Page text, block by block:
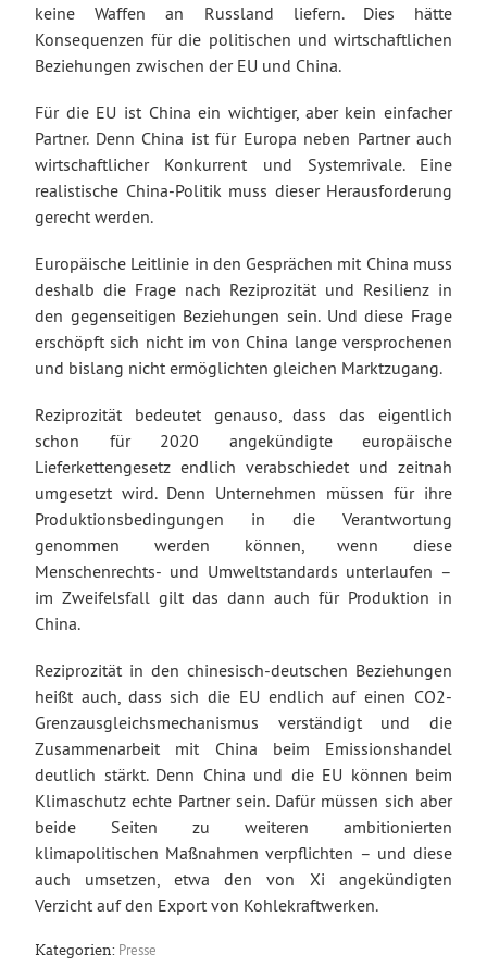
keine Waffen an Russland liefern. Dies hätte
Konsequenzen für die politischen und wirtschaftlichen
Beziehungen zwischen der EU und China.
Für die EU ist China ein wichtiger, aber kein einfacher
Partner. Denn China ist für Europa neben Partner auch
wirtschaftlicher Konkurrent und Systemrivale. Eine
realistische China-Politik muss dieser Herausforderung
gerecht werden.
Europäische Leitlinie in den Gesprächen mit China muss
deshalb die Frage nach Reziprozität und Resilienz in
den gegenseitigen Beziehungen sein. Und diese Frage
erschöpft sich nicht im von China lange versprochenen
und bislang nicht ermöglichten gleichen Marktzugang.
Reziprozität bedeutet genauso, dass das eigentlich
schon für 2020 angekündigte europäische
Lieferkettengesetz endlich verabschiedet und zeitnah
umgesetzt wird. Denn Unternehmen müssen für ihre
Produktionsbedingungen in die Verantwortung
genommen werden können, wenn diese
Menschenrechts- und Umweltstandards unterlaufen –
im Zweifelsfall gilt das dann auch für Produktion in
China.
Reziprozität in den chinesisch-deutschen Beziehungen
heißt auch, dass sich die EU endlich auf einen CO2-
Grenzausgleichsmechanismus verständigt und die
Zusammenarbeit mit China beim Emissionshandel
deutlich stärkt. Denn China und die EU können beim
Klimaschutz echte Partner sein. Dafür müssen sich aber
beide Seiten zu weiteren ambitionierten
klimapolitischen Maßnahmen verpflichten – und diese
auch umsetzen, etwa den von Xi angekündigten
Verzicht auf den Export von Kohlekraftwerken.
Kategorien: Presse